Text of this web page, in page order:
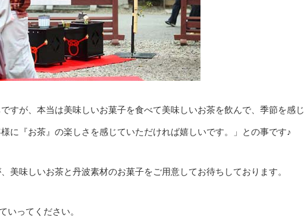
すが、本当は美味しいお菓子を食べて美味しいお茶を飲んで、季節を感
に『お茶』の楽しさを感じていただければ嬉しいです。」との事です♪
美味しいお茶と丹波素材のお菓子をご用意してお待ちしております。
いってください。